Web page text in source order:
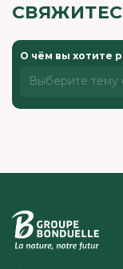
О чём вы хотите
Выберите